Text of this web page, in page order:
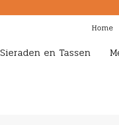
Home
Sieraden en Tassen